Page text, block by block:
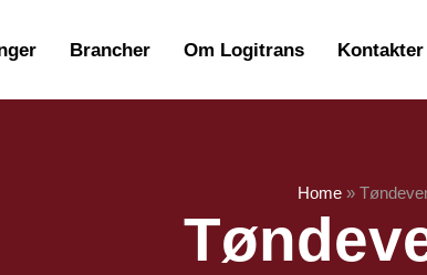
Brancher Om Logitrans Kontakter
Home»